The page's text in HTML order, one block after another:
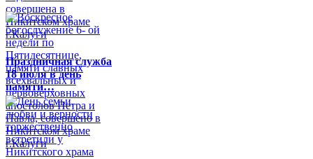
Праздничная служба
18 июля в день
памяти…